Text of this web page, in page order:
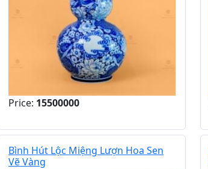
Price: 15500000
Bình Hút Lộc Miệng Lượn Hoa Sen
Vẽ Vàng